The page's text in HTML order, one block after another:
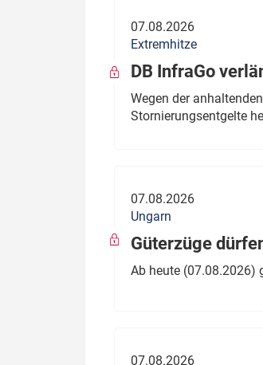
07.08.2026
Extremhitze
DB InfraGo
Wegen der
Stornierungsentgelte
07.08.2026
Ungarn
Güterzüge
Ab heute (07.08.2026)
07.08.2026